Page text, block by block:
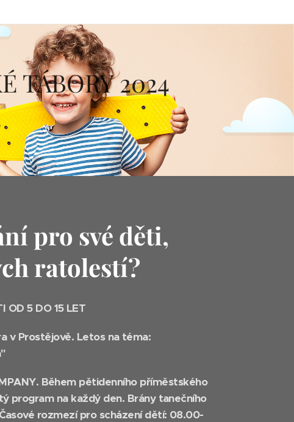
2024
pro své děti,
ratolestí?
OD 5 DO 15 LET
v Prostějově. Letos na téma:
Během pětidenního příměstského
program na každý den. Brány tanečního
Časové rozmezí pro scházení dětí: 08.00-